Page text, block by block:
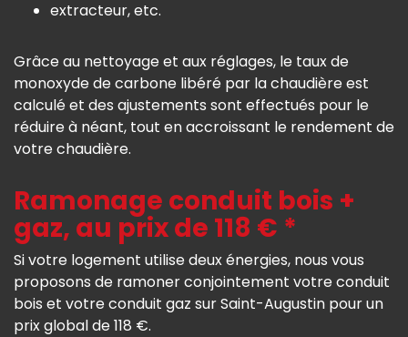
extracteur, etc.
Grâce au nettoyage et aux réglages, le taux de
monoxyde de carbone libéré par la chaudière est
calculé et des ajustements sont effectués pour le
réduire à néant, tout en accroissant le rendement de
votre chaudière.
Ramonage conduit bois +
gaz, au prix de 118 € *
Si votre logement utilise deux énergies, nous vous
proposons de ramoner conjointement votre conduit
bois et votre conduit gaz sur Saint-Augustin pour un
prix global de 118 €.